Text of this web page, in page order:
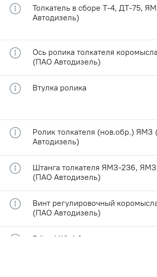
Толкатель в сборе Т-4, ДТ-75,
Автодизель)
Ось ролика толкателя
(ПАО Автодизель)
Втулка ролика
Ролик толкателя (нов.обр.)
Автодизель)
Штанга толкателя ЯМЗ-236,
(ПАО Автодизель)
Винт регулировочный
(ПАО Автодизель)
Гайка М12х1,0 винта